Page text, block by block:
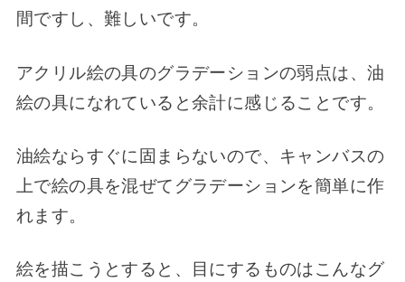
間ですし、難しいです。
アクリル絵の具のグラデーションの弱点は、油
絵の具になれていると余計に感じることです。
油絵ならすぐに固まらないので、キャンバスの
上で絵の具を混ぜてグラデーションを簡単に作
れます。
絵を描こうとすると、目にするものはこんなグ